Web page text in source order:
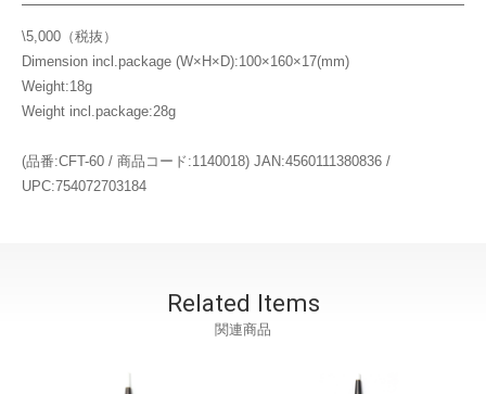
\5,000（税抜）
Dimension incl.package (W×H×D):100×160×17(mm)
Weight:18g
Weight incl.package:28g
(品番:CFT-60 / 商品コード:1140018) JAN:4560111380836 /
UPC:754072703184
Related Items
関連商品